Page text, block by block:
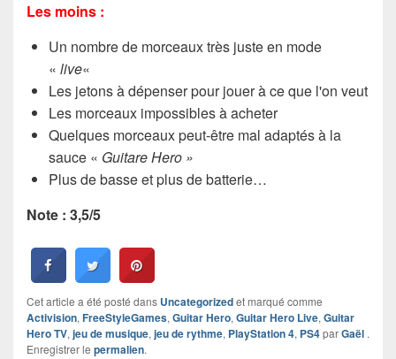
Les moins :
Un nombre de morceaux très juste en mode
« live«
Les jetons à dépenser pour jouer à ce que l'on veut
Les morceaux impossibles à acheter
Quelques morceaux peut-être mal adaptés à la
sauce « Guitare Hero »
Plus de basse et plus de batterie…
Note : 3,5/5
Cet article a été posté dans Uncategorizedet marqué comme
Activision, FreeStyleGames, Guitar Hero, Guitar Hero Live, Guitar
Hero TV, jeu de musique, jeu de rythme, PlayStation 4, PS4parGaël .
Enregistrer le permalien.